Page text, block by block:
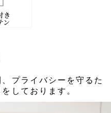
き
ン
プライバシーを守るた
しております。